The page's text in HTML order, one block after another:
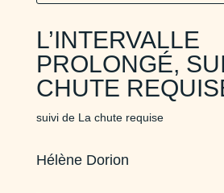
L’INTERVALLE
PROLONGÉ,
CHUTE
suivi de La chute requise
Hélène Dorion